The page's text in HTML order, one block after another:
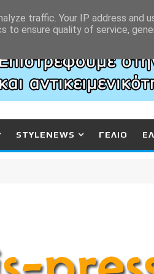
STYLENEWS ΓΕΛΙΟ
traffic. Your IP address and
to ensure quality of service,